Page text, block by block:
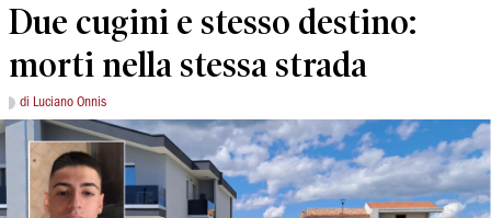
Due cugini e stesso destino:
morti nella stessa strada
di Luciano Onnis